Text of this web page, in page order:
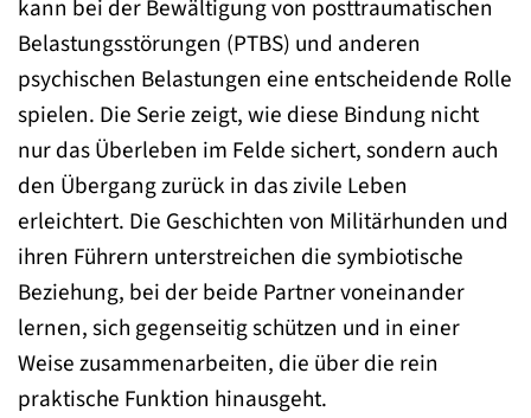
kann bei der Bewältigung von posttraumatischen
Belastungsstörungen (PTBS) und anderen
psychischen Belastungen eine entscheidende Rolle
spielen. Die Serie zeigt, wie diese Bindung nicht
nur das Überleben im Felde sichert, sondern auch
den Übergang zurück in das zivile Leben
erleichtert. Die Geschichten von Militärhunden und
ihren Führern unterstreichen die symbiotische
Beziehung, bei der beide Partner voneinander
lernen, sich gegenseitig schützen und in einer
Weise zusammenarbeiten, die über die rein
praktische Funktion hinausgeht.